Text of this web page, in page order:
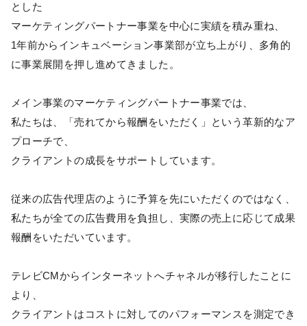
とした
マーケティングパートナー事業を中心に実績を積み重ね、
1年前からインキュベーション事業部が立ち上がり、多角的
に事業展開を押し進めてきました。
メイン事業のマーケティングパートナー事業では、
私たちは、「売れてから報酬をいただく」という革新的なア
プローチで、
クライアントの成長をサポートしています。
従来の広告代理店のように予算を先にいただくのではなく、
私たちが全ての広告費用を負担し、実際の売上に応じて成果
報酬をいただいています。
テレビCMからインターネットへチャネルが移行したことに
より、
クライアントはコストに対してのパフォーマンスを測定でき